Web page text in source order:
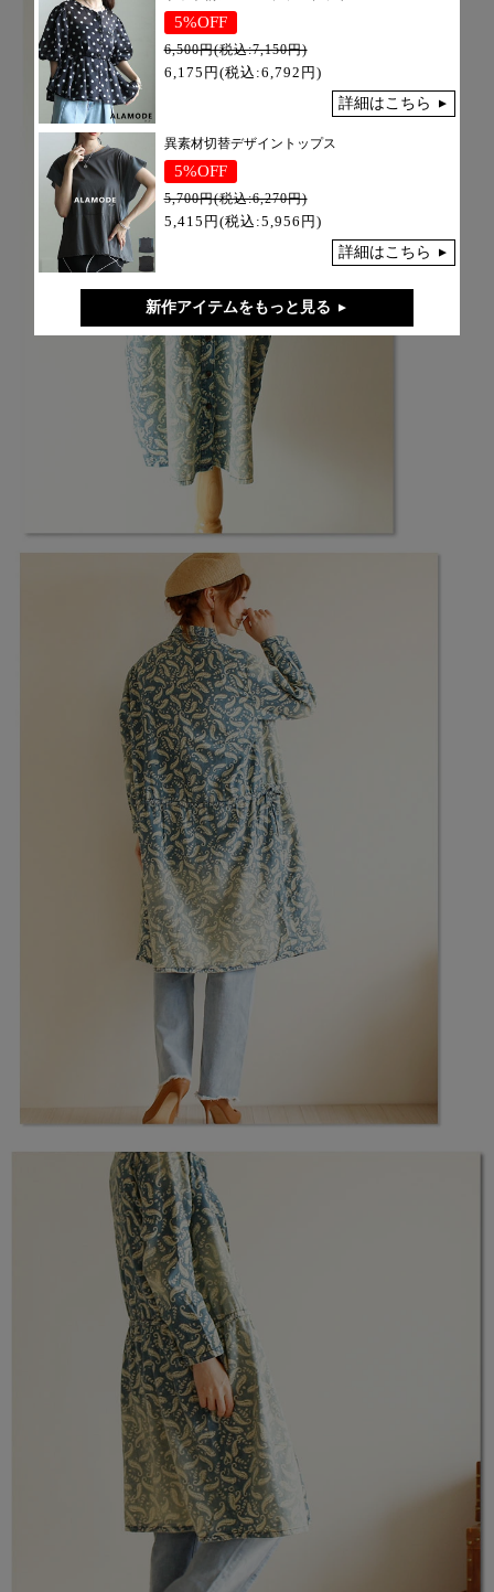
5%OFF
6,500円(税込:7,150円)
6,175円(税込:6,792円)
詳細はこちら
異素材切替デザイントップス
5%OFF
5,700円(税込:6,270円)
5,415円(税込:5,956円)
詳細はこちら
新作アイテムをもっと見る